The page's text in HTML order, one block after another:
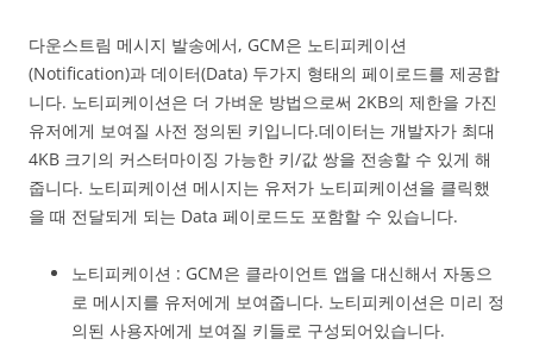
다운스트림 메시지 발송에서, GCM은 노티피케이션
(Notification)과 데이터(Data) 두가지 형태의 페이로드를 제공합
니다. 노티피케이션은 더 가벼운 방법으로써 2KB의 제한을 가진
유저에게 보여질 사전 정의된 키입니다.데이터는 개발자가 최대
4KB 크기의 커스터마이징 가능한 키/값 쌍을 전송할 수 있게 해
줍니다. 노티피케이션 메시지는 유저가 노티피케이션을 클릭했
을 때 전달되게 되는 Data 페이로드도 포함할 수 있습니다.
노티피케이션 : GCM은 클라이언트 앱을 대신해서 자동으
로 메시지를 유저에게 보여줍니다. 노티피케이션은 미리 정
의된 사용자에게 보여질 키들로 구성되어있습니다.